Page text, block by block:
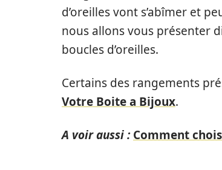
d’oreilles vont s’abîmer et
nous allons vous présenter
boucles d’oreilles.
Certains des rangements
Votre Boite a Bijoux.
A voir aussi : Comment